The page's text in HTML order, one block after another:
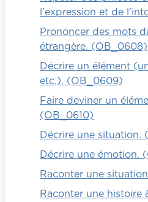
l'expression et de
Prononcer des mots
étrangère. (OB_0608)
Décrire un élément
etc.). (OB_0609)
Faire deviner un
(OB_0610)
Décrire une situation.
Décrire une émotion.
Raconter une
Raconter une histoire